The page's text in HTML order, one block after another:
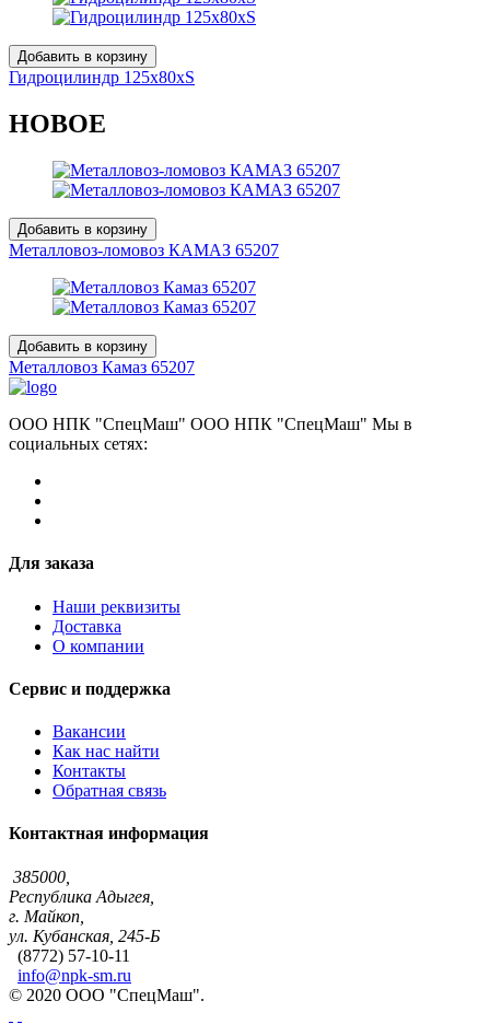
Добавить в корзину
Гидроцилиндр 125х80хS
НОВОЕ
Добавить в корзину
Металловоз-ломовоз КАМАЗ 65207
Добавить в корзину
Металловоз Камаз 65207
ООО НПК "СпецМаш" ООО НПК "СпецМаш" Мы в
социальных сетях:
Для заказа
Наши реквизиты
Доставка
О компании
Сервис и поддержка
Вакансии
Как нас найти
Контакты
Обратная связь
Контактная информация
385000,
Республика Адыгея,
г. Майкоп,
ул. Кубанская, 245-Б
(8772) 57-10-11
info@npk-sm.ru
© 2020 ООО "СпецМаш".